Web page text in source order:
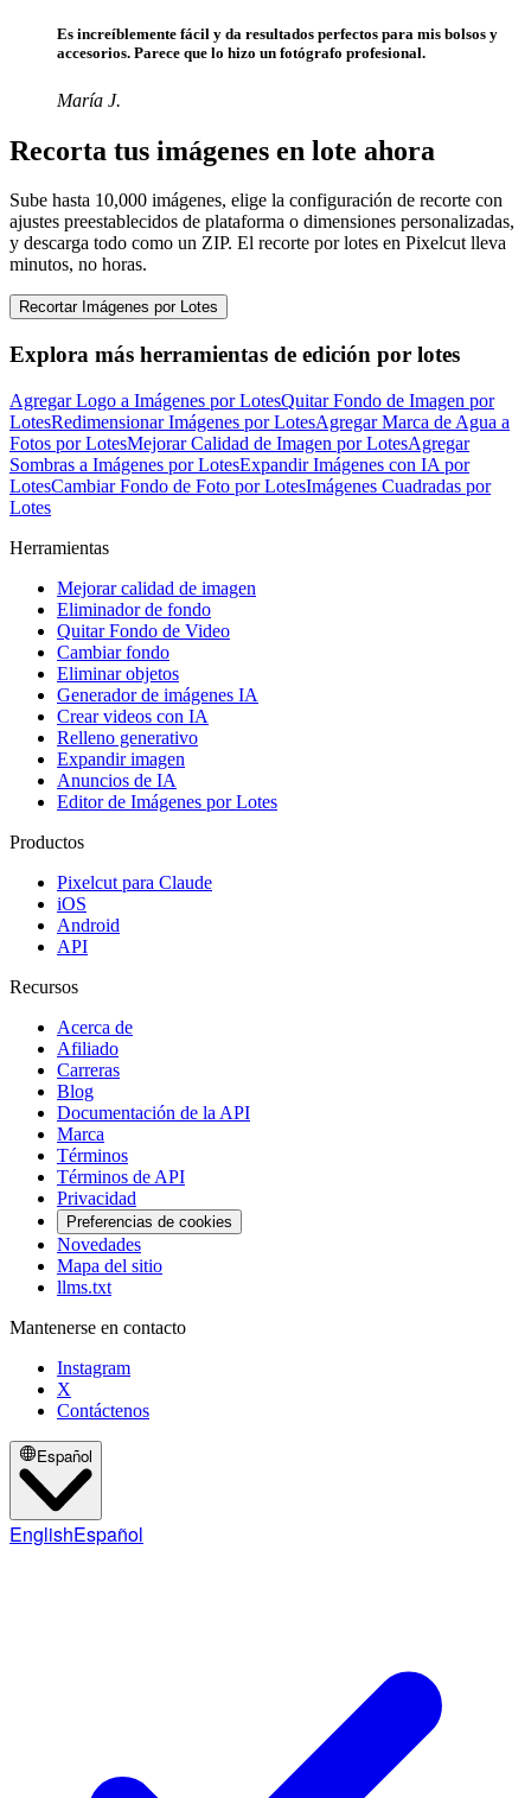
Es increíblemente fácil y da resultados perfectos para mis bolsos y
accesorios. Parece que lo hizo un fotógrafo profesional.
María J.
Recorta tus imágenes en lote ahora
Sube hasta 10,000 imágenes, elige la configuración de recorte con
ajustes preestablecidos de plataforma o dimensiones personalizadas,
y descarga todo como un ZIP. El recorte por lotes en Pixelcut lleva
minutos, no horas.
Recortar Imágenes por Lotes
Explora más herramientas de edición por lotes
Agregar Logo a Imágenes por LotesQuitar Fondo de Imagen por
LotesRedimensionar Imágenes por LotesAgregar Marca de Agua a
Fotos por LotesMejorar Calidad de Imagen por LotesAgregar
Sombras a Imágenes por LotesExpandir Imágenes con IA por
LotesCambiar Fondo de Foto por LotesImágenes Cuadradas por
Lotes
Herramientas
Mejorar calidad de imagen
Eliminador de fondo
Quitar Fondo de Video
Cambiar fondo
Eliminar objetos
Generador de imágenes IA
Crear videos con IA
Relleno generativo
Expandir imagen
Anuncios de IA
Editor de Imágenes por Lotes
Productos
Pixelcut para Claude
iOS
Android
API
Recursos
Acerca de
Afiliado
Carreras
Blog
Documentación de la API
Marca
Términos
Términos de API
Privacidad
Preferencias de cookies
Novedades
Mapa del sitio
llms.txt
Mantenerse en contacto
Instagram
X
Contáctenos
Español
EnglishEspañol